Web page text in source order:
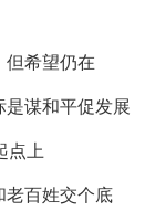
但希望仍在
是谋和平促发展
点上
老百姓交个底